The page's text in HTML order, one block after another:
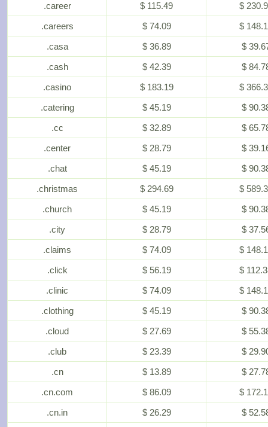
.career
$ 115.49
$
.careers
$ 74.09
$
.casa
$ 36.89
$
.cash
$ 42.39
$
.casino
$ 183.19
$
.catering
$ 45.19
$
.cc
$ 32.89
$
.center
$ 28.79
$
.chat
$ 45.19
$
.christmas
$ 294.69
$
.church
$ 45.19
$
.city
$ 28.79
$
.claims
$ 74.09
$
.click
$ 56.19
$
.clinic
$ 74.09
$
.clothing
$ 45.19
$
.cloud
$ 27.69
$
.club
$ 23.39
$
.cn
$ 13.89
$
.cn.com
$ 86.09
$
.cn.in
$ 26.29
$